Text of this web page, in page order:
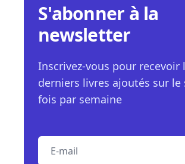
S'abonner à la
newsletter
Inscrivez-vous pour recevoir
derniers livres ajoutés sur le
fois par semaine